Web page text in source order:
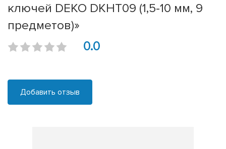
ключей DEKO DKHT09 (1,5-10 мм, 9
предметов)»
0.0
Добавить отзыв